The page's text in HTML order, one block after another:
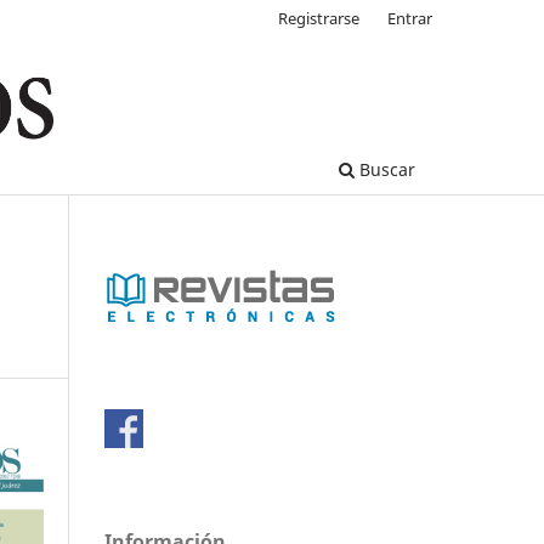
Buscar
Registrarse Entrar